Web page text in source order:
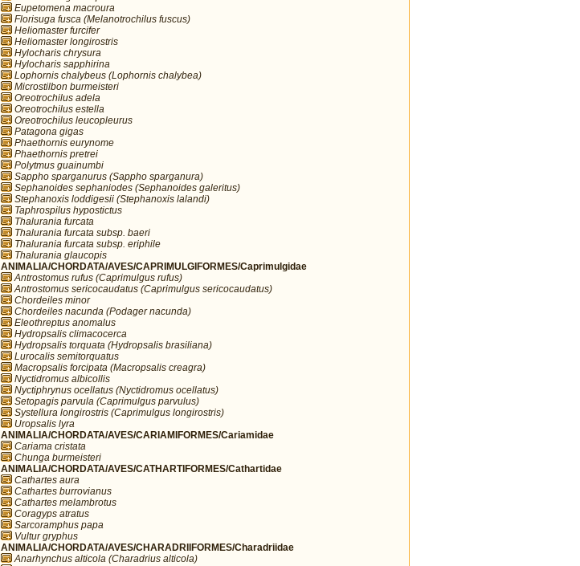
Eupetomena macroura
Florisuga fusca (Melanotrochilus fuscus)
Heliomaster furcifer
Heliomaster longirostris
Hylocharis chrysura
Hylocharis sapphirina
Lophornis chalybeus (Lophornis chalybea)
Microstilbon burmeisteri
Oreotrochilus adela
Oreotrochilus estella
Oreotrochilus leucopleurus
Patagona gigas
Phaethornis eurynome
Phaethornis pretrei
Polytmus guainumbi
Sappho sparganurus (Sappho sparganura)
Sephanoides sephaniodes (Sephanoides galeritus)
Stephanoxis loddigesii (Stephanoxis lalandi)
Taphrospilus hypostictus
Thalurania furcata
Thalurania furcata subsp. baeri
Thalurania furcata subsp. eriphile
Thalurania glaucopis
ANIMALIA/CHORDATA/AVES/CAPRIMULGIFORMES/Caprimulgidae
Antrostomus rufus (Caprimulgus rufus)
Antrostomus sericocaudatus (Caprimulgus sericocaudatus)
Chordeiles minor
Chordeiles nacunda (Podager nacunda)
Eleothreptus anomalus
Hydropsalis climacocerca
Hydropsalis torquata (Hydropsalis brasiliana)
Lurocalis semitorquatus
Macropsalis forcipata (Macropsalis creagra)
Nyctidromus albicollis
Nyctiphrynus ocellatus (Nyctidromus ocellatus)
Setopagis parvula (Caprimulgus parvulus)
Systellura longirostris (Caprimulgus longirostris)
Uropsalis lyra
ANIMALIA/CHORDATA/AVES/CARIAMIFORMES/Cariamidae
Cariama cristata
Chunga burmeisteri
ANIMALIA/CHORDATA/AVES/CATHARTIFORMES/Cathartidae
Cathartes aura
Cathartes burrovianus
Cathartes melambrotus
Coragyps atratus
Sarcoramphus papa
Vultur gryphus
ANIMALIA/CHORDATA/AVES/CHARADRIIFORMES/Charadriidae
Anarhynchus alticola (Charadrius alticola)